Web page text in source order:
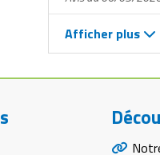
Afficher plus